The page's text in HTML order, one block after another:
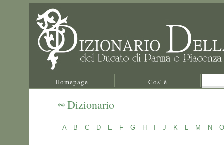
Homepage Cos' è
Dizionario
A B C D E F G H J K L M N O